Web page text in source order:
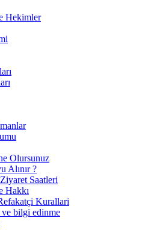
Hekimler
Olursunuz
Alınır ?
Saatleri
Hakkı
Kurallari
ve bilgi edinme